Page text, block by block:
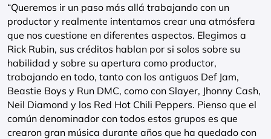
“Queremos ir un paso más allá trabajando con un
productor y realmente intentamos crear una atmósfera
que nos cuestione en diferentes aspectos. Elegimos a
Rick Rubin, sus créditos hablan por si solos sobre su
habilidad y sobre su apertura como productor,
trabajando en todo, tanto con los antiguos Def Jam,
Beastie Boys y Run DMC, como con Slayer, Jhonny Cash,
Neil Diamond y los Red Hot Chili Peppers. Pienso que el
común denominador con todos estos grupos es que
crearon gran música durante años que ha quedado con